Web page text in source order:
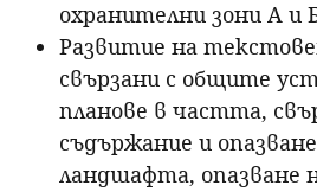
охранителни зони А и
Развитие на
свързани с общите
планове в частта,
съдържание и
ландшафта, опазване